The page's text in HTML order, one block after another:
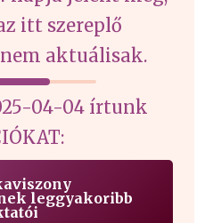
itt szereplő
aktuálisak.
04-04 írtunk
leggyakoribb